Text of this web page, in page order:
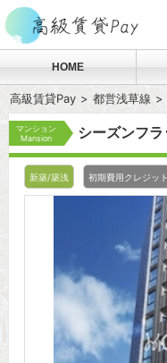
HOME
高級賃貸Pay 都営浅草線
マンション
Mansion
シーズンフ
新築/築浅 初期費用クレジッ